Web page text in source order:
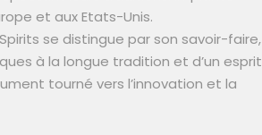
et aux Etats-Unis.
se distingue par son savoir-faire,
à la longue tradition et d’un esprit
tourné vers l’innovation et la